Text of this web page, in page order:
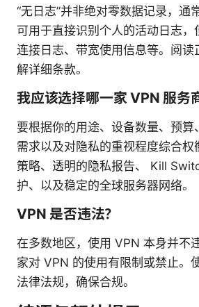
“无日志”并非绝对零数据记录，通
可用于直接识别个人的活动日志，
连接日志、带宽使用信息等。阅读
解详细条款。
我应该选择哪一家 VPN 服务
要根据你的用途、设备数量、预算
需求以及对隐私的重视程度综合权
策略、透明的隐私报告、 Kill
护、以及稳定的全球服务器网络。
VPN 是否违法？
在多数地区，使用 VPN 本身并不
家对 VPN 的使用有限制或禁止。
法律法规，确保合规。